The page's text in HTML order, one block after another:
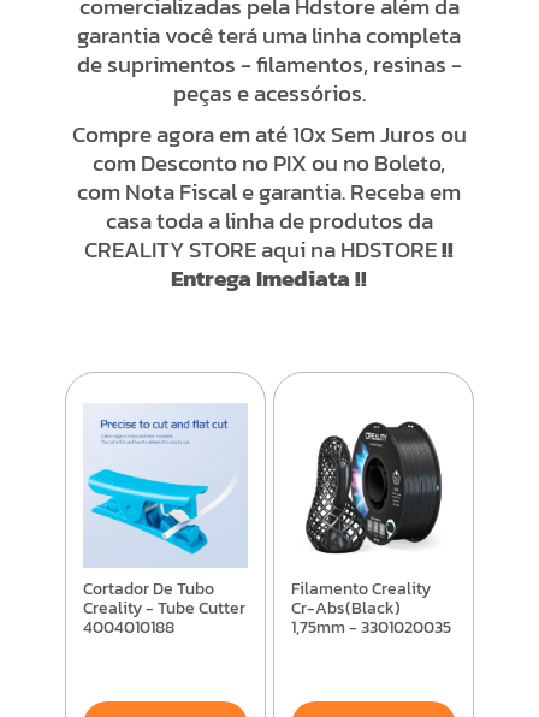
garantia você terá uma linha completa
de suprimentos - filamentos, resinas -
peças e acessórios.
Compre agora em até 10x Sem Juros ou
com Desconto no PIX ou no Boleto,
com Nota Fiscal e garantia. Receba em
casa toda a linha de produtos da
CREALITY STORE aqui na HDSTORE!!
Entrega Imediata !!
Cortador De Tubo
Creality - Tube Cutter
4004010188
Filamento Creality
Cr-Abs(Black)
1,75mm - 3301020035